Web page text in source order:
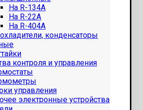
На R-134A
На R-22A
На R-404A
конденсаторы
контроля и управления
управления
электронные устройства